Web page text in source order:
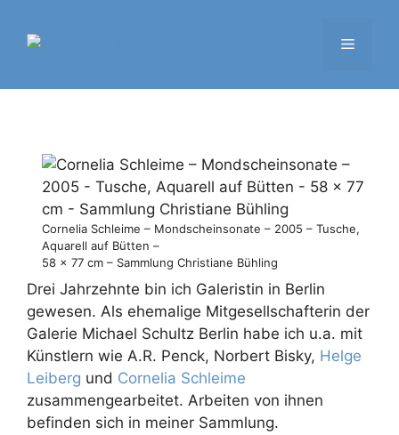
Inhalt
Menü
Cornelia Schleime – Mondscheinsonate – 2005 – Tusche,
Aquarell auf Bütten –
58 x 77 cm – Sammlung Christiane Bühling
Drei Jahrzehnte bin ich Galeristin in Berlin
gewesen. Als ehemalige Mitgesellschafterin der
Galerie Michael Schultz Berlin habe ich u.a. mit
Künstlern wie A.R. Penck, Norbert Bisky, Helge
Leiberg und Cornelia Schleime
zusammengearbeitet. Arbeiten von ihnen
befinden sich in meiner Sammlung.